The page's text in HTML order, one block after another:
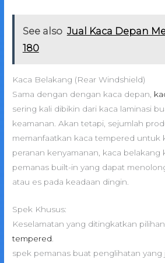
See also Jual Kaca Depan
180
Kaca Belakang (Rear Windshield)
Sama dengan dengan kaca depan,
sering kali dibikin dari kaca laminasi
keamanan. Akan tetapi, sejumlah
memanfaatkan kaca tempered untuk
peranan kenyamanan, kaca belakang
pemanas built-in yang dapat
atau es pada keadaan dingin.
Spek Khusus:
Keselamatan yang ditingkatkan
tempered
spek pemanas buat penglihatan yang